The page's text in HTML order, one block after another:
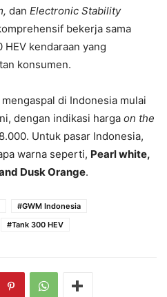
dan Electronic Stability
bekerja sama
kendaraan yang
konsumen.
di Indonesia mulai
dengan indikasi harga on the
Untuk pasar Indonesia,
warna seperti, Pearl white,
Dusk Orange.
#GWM Indonesia
#Tank 300 HEV